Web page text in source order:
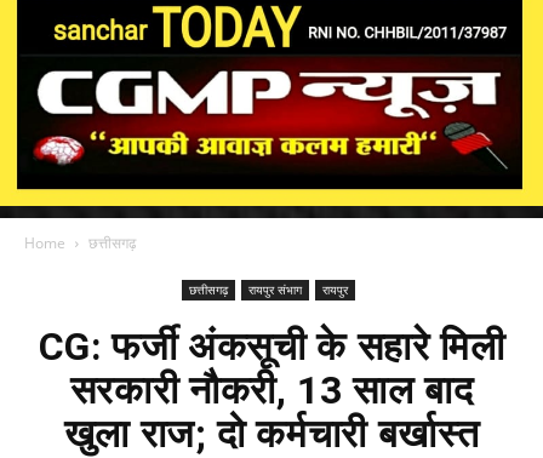
Home छत्तीसगढ़
छत्तीसगढ़ रायपुर संभाग रायपुर
CG: फर्जी अंकसूची के सहारे मिली
सरकारी नौकरी, 13 साल बाद
खुला राज; दो कर्मचारी बर्खास्त